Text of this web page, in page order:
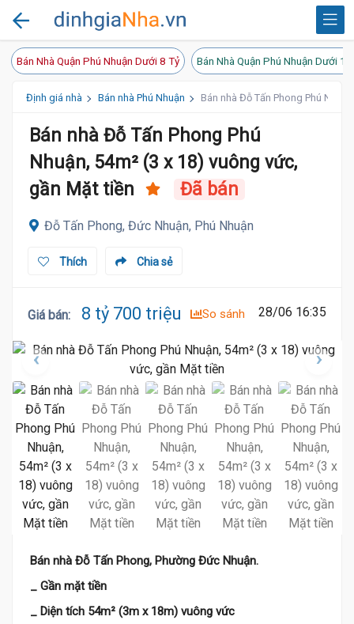
Bán Nhà Quận Phú Nhuận Dưới 8 Tỷ Bán Nhà Quận Phú Nhuận Dưới
Định giá nhà Bán nhà Phú Nhuận Bán nhà Đỗ Tấn Phong Phú
Bán nhà Đỗ Tấn Phong Phú
Nhuận, 54m² (3 x 18) vuông vức,
gần Mặt tiền
Đã bán
Đỗ Tấn Phong, Đức Nhuận, Phú Nhuận
Chia sẻ
Thích
Giá bán: 8 tỷ 700 triệu So sánh 28/06 16:35
Bán nhà Đỗ Tấn Phong, Phường Đức Nhuận.
_ Gần mặt tiền
_ Diện tích 54m² (3m x 18m) vuông vức